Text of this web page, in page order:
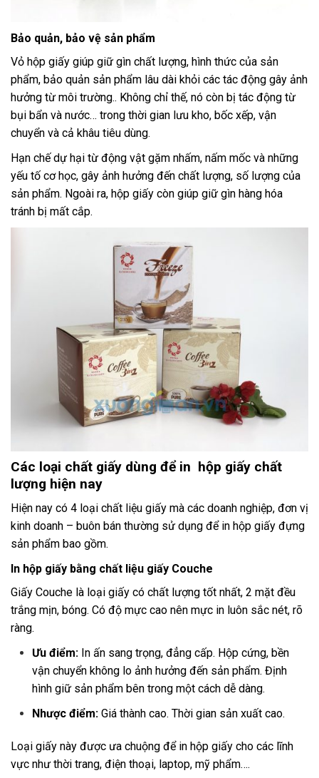
Bảo quản, bảo vệ sản phẩm
Vỏ hộp giấy giúp giữ gìn chất lượng, hình thức của sản
phẩm, bảo quản sản phẩm lâu dài khỏi các tác động gây ảnh
hưởng từ môi trường.. Không chỉ thế, nó còn bị tác động từ
bụi bẩn và nước… trong thời gian lưu kho, bốc xếp, vận
chuyển và cả khâu tiêu dùng.
Hạn chế dự hại từ động vật gặm nhấm, nấm mốc và những
yếu tố cơ học, gây ảnh hưởng đến chất lượng, số lượng của
sản phẩm. Ngoài ra, hộp giấy còn giúp giữ gìn hàng hóa
tránh bị mất cắp.
Các loại chất giấy dùng để in hộp giấy chất
lượng hiện nay
Hiện nay có 4 loại chất liệu giấy mà các doanh nghiệp, đơn vị
kinh doanh – buôn bán thường sử dụng để in hộp giấy đựng
sản phẩm bao gồm.
In hộp giấy bằng chất liệu giấy Couche
Giấy Couche là loại giấy có chất lượng tốt nhất, 2 mặt đều
trắng mịn, bóng. Có độ mực cao nên mực in luôn sắc nét, rõ
ràng.
Ưu điểm: In ấn sang trọng, đẳng cấp. Hộp cứng, bền
vận chuyển không lo ảnh hưởng đến sản phẩm. Định
hình giữ sản phẩm bên trong một cách dễ dàng.
Nhược điểm: Giá thành cao. Thời gian sản xuất cao.
Loại giấy này được ưa chuộng để in hộp giấy cho các lĩnh
vực như thời trang, điện thoại, laptop, mỹ phẩm….